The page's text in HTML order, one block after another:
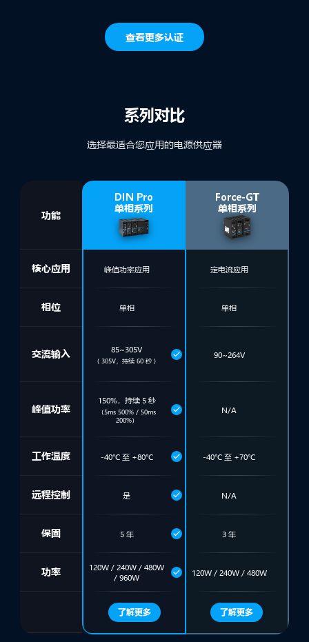
查看更多认证
系列对比
选择最适合您应用的电源供应器
功能
核心应用
相位
交流输入
峰值功率
工作温度
远程控制
保固
功率
DIN Pro
单相系列
Force-GT
单相系列
峰值功率应用
单相
85~305V
( 305V，持续 60 秒 )
150%，持续 5 秒
（5ms 500% / 50ms
200%）
-40°C 至 +80°C
是
5 年
120W / 240W / 480W
/ 960W
了解更多
定电流应用
单相
90~264V
N/A
-40°C 至 +70°C
N/A
3 年
120W / 240W / 480W
了解更多